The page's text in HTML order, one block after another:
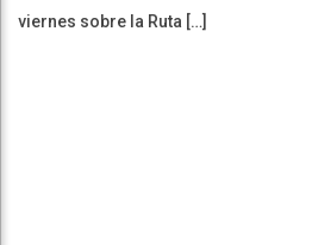
viernes sobre la Ruta […]